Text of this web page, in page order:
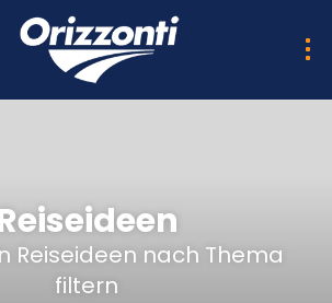
Reiseideen nach Thema
filtern